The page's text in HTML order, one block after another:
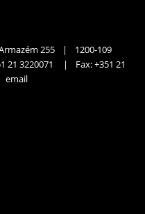
255 |
1200-109
21 3220071 | Fax:+351 21
email